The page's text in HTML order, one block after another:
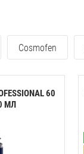
Cosmofen
60
МЛ